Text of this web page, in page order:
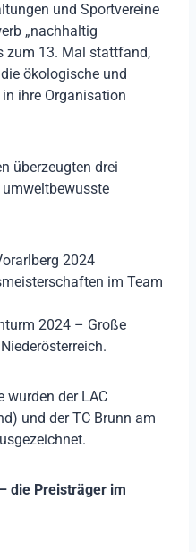
und Sportvereine
„nachhaltig
zum 13. Mal stattfand,
ökologische und
ihre Organisation
überzeugten drei
umweltbewusste
2024
im Team
2024 – Große
wurden der LAC
und der TC Brunn am
die Preisträger im